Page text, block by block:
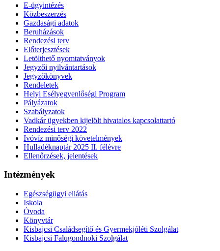
E-ügyintézés
Közbeszerzés
Gazdasági adatok
Beruházások
Rendezési terv
Előterjesztések
Letölthető nyomtatványok
Jegyzői nyilvántartások
Jegyzőkönyvek
Rendeletek
Helyi Esélyegyenlőségi Program
Pályázatok
Szabályzatok
Vadkár ügyekben kijelölt hivatalos kapcsolattartó
Rendezési terv 2022
Ivóvíz minőségi követelmények
Hulladéknaptár 2025 II. félévre
Ellenőrzések, jelentések
Intézmények
Egészségügyi ellátás
Iskola
Óvoda
Könyvtár
Kisbajcsi Családsegítő és Gyermekjóléti Szolgálat
Kisbajcsi Falugondnoki Szolgálat